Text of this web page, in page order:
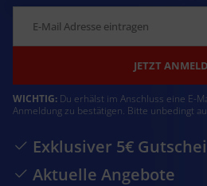
JETZT
WICHTIG: Du erhälst im Anschluss eine E-
Anmeldung zu bestätigen. Bitte unbedingt
Exklusiver 5€
Aktuelle Angebote